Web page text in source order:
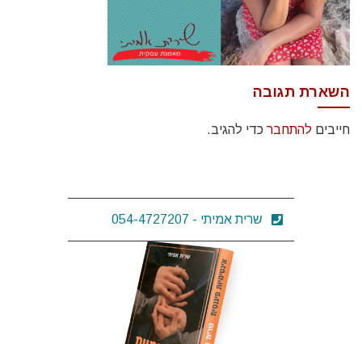
השארת תגובה
חייבים להתחבר כדי להגיב.
שרית אמיתי - 054-4727207